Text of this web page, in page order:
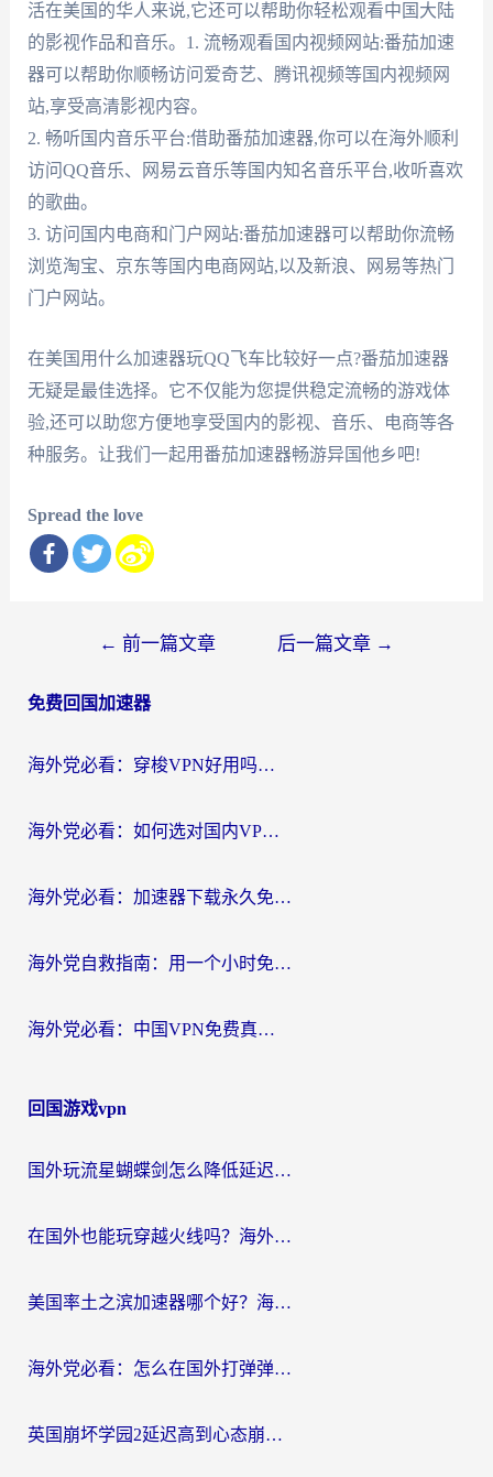
活在美国的华人来说,它还可以帮助你轻松观看中国大陆
的影视作品和音乐。1. 流畅观看国内视频网站:番茄加速
器可以帮助你顺畅访问爱奇艺、腾讯视频等国内视频网
站,享受高清影视内容。
2. 畅听国内音乐平台:借助番茄加速器,你可以在海外顺利
访问QQ音乐、网易云音乐等国内知名音乐平台,收听喜欢
的歌曲。
3. 访问国内电商和门户网站:番茄加速器可以帮助你流畅
浏览淘宝、京东等国内电商网站,以及新浪、网易等热门
门户网站。
在美国用什么加速器玩QQ飞车比较好一点?番茄加速器
无疑是最佳选择。它不仅能为您提供稳定流畅的游戏体
验,还可以助您方便地享受国内的影视、音乐、电商等各
种服务。让我们一起用番茄加速器畅游异国他乡吧!
Spread the love
导
← 前一篇文章 后一篇文章 →
免费回国加速器
海外党必看：穿梭VPN好用吗？和云帆VPN对比哪个回国效果更好？附真实测评+避坑指南
海外党必看：如何选对国内VPN，实现无缝访问国内资源？
海外党必看：加速器下载永久免费版真的存在吗？教你无缝访问国内资源的正确姿势
海外党自救指南：用一个小时免费加速器，轻松打破国内资源访问壁垒？
海外党必看：中国VPN免费真的靠谱吗？手把手教你选对回国加速器
回国游戏vpn
国外玩流星蝴蝶剑怎么降低延迟？海外党必看的加速秘籍（含欧洲鸣潮&彩虹岛优化攻略）
在国外也能玩穿越火线吗？海外玩家国服游戏畅玩终极指南
美国率土之滨加速器哪个好？海外党国服游戏畅玩终极指南（附多游戏解决方案）
海外党必看：怎么在国外打弹弹堂不卡？番茄加速器亲测指南
英国崩坏学园2延迟高到心态崩？海外党国服游戏加速终极指南